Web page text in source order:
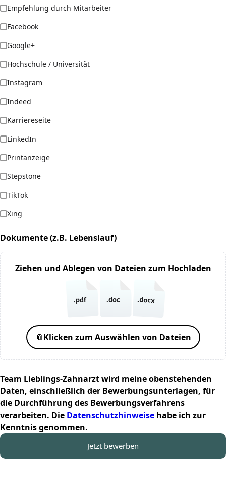
Empfehlung durch Mitarbeiter
Facebook
Google+
Hochschule / Universität
Instagram
Indeed
Karriereseite
LinkedIn
Printanzeige
Stepstone
TikTok
Xing
Dokumente (z.B. Lebenslauf)
Ziehen und Ablegen von Dateien zum Hochladen
.pdf .doc .docx
📎Klicken zum Auswählen von Dateien
Team Lieblings-Zahnarzt wird meine obenstehenden
Daten, einschließlich der Bewerbungsunterlagen, für
die Durchführung des Bewerbungsverfahrens
verarbeiten. Die Datenschutzhinweise habe ich zur
Kenntnis genommen.
Jetzt bewerben